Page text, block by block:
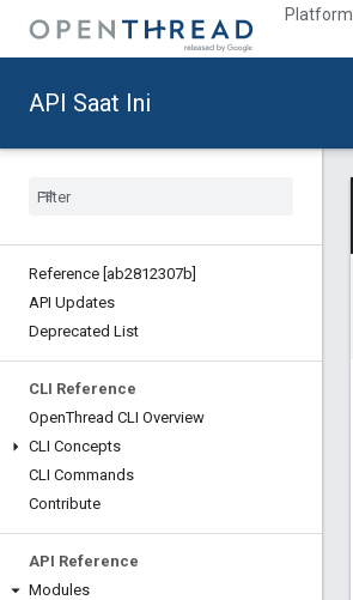
Platform
API Saat Ini
Reference [ab2812307b]
API Updates
Deprecated List
CLI Reference
OpenThread CLI Overview
CLI Concepts
CLI Commands
Contribute
API Reference
Modules